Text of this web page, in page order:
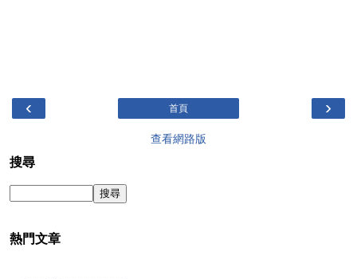
‹ ›
首頁
查看網路版
搜尋
熱門文章